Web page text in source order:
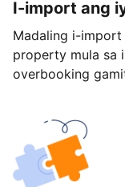
I-import ang
Madaling i-
property mula sa
overbooking